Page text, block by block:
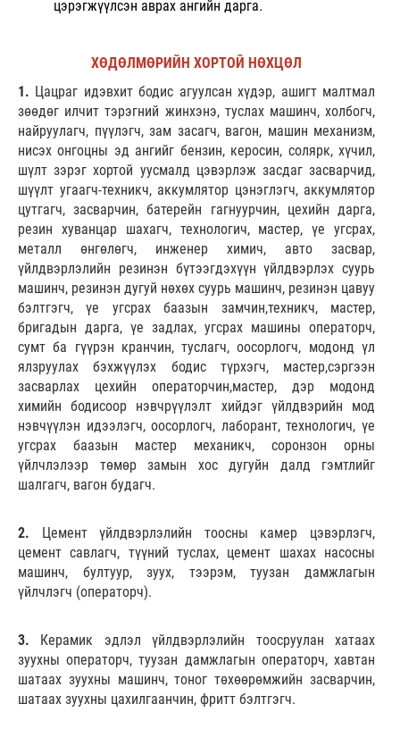
цэрэгжүүлсэн аврах ангийн дарга.
ХӨДӨЛМӨРИЙН ХОРТОЙ НӨХЦӨЛ
1. Цацраг идэвхит бодис агуулсан хүдэр, ашигт малтмал
зөөдөг илчит тэрэгний жинхэнэ, туслах машинч, холбогч,
найруулагч, пүүлэгч, зам засагч, вагон, машин механизм,
нисэх онгоцны эд ангийг бензин, керосин, солярк, хүчил,
шүлт зэрэг хортой уусмалд цэвэрлэж засдаг засварчид,
шүүлт угаагч-техникч, аккумлятор цэнэглэгч, аккумлятор
цутгагч, засварчин, батерейн гагнуурчин, цехийн дарга,
резин хуванцар шахагч, технологич, мастер, үе угсрах,
металл өнгөлөгч, инженер химич, авто засвар,
үйлдвэрлэлийн резинэн бүтээгдэхүүн үйлдвэрлэх суурь
машинч, резинэн дугуй нөхөх суурь машинч, резинэн цавуу
бэлтгэгч, үе угсрах баазын замчин,техникч, мастер,
бригадын дарга, үе задлах, угсрах машины операторч,
сумт ба гүүрэн кранчин, туслагч, оосорлогч, модонд үл
ялзруулах бэхжүүлэх бодис түрхэгч, мастер,сэргээн
засварлах цехийн операторчин,мастер, дэр модонд
химийн бодисоор нэвчрүүлэлт хийдэг үйлдвэрийн мод
нэвчүүлэн идээлэгч, оосорлогч, лаборант, технологич, үе
угсрах баазын мастер механикч, соронзон орны
үйлчлэлээр төмөр замын хос дугуйн далд гэмтлийг
шалгагч, вагон будагч.
2. Цемент үйлдвэрлэлийн тоосны камер цэвэрлэгч,
цемент савлагч, түүний туслах, цемент шахах насосны
машинч, бултуур, зуух, тээрэм, туузан дамжлагын
үйлчлэгч (операторч).
3. Керамик эдлэл үйлдвэрлэлийн тоосруулан хатаах
зуухны операторч, туузан дамжлагын операторч, хавтан
шатаах зуухны машинч, тоног төхөөрөмжийн засварчин,
шатаах зуухны цахилгаанчин, фритт бэлтгэгч.